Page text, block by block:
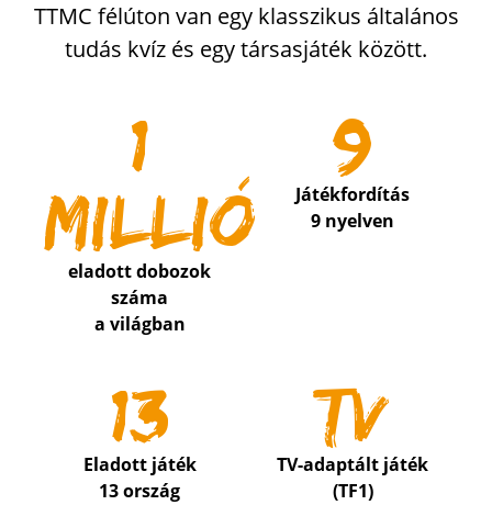
TTMC félúton van egy klasszikus általános
tudás kvíz és egy társasjáték között.
1
millió
eladott dobozok
száma
a világban
9
Játékfordítás
9 nyelven
13
Eladott játék
13 ország
tv
TV-adaptált játék
(TF1)